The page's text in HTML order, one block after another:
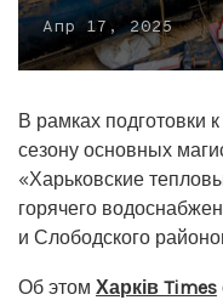
Апр 17, 2025
В рамках подготовки
сезону основных
«Харьковские
горячего
и Слободского
Об этом Харків Times